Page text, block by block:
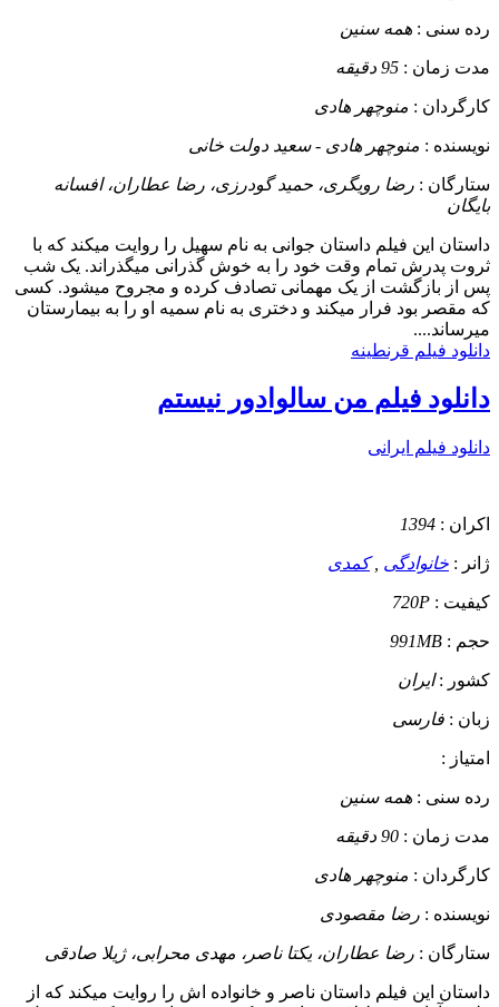
رده سنی : همه سنین
مدت زمان : 95 دقیقه
کارگردان : منوچهر هادی
نویسنده : منوچهر هادی - سعید دولت خانی
ستارگان : رضا رویگری، حمید گودرزی، رضا عطاران، افسانه
بایگان
داستان این فیلم داستان جوانی به نام سهیل را روایت میکند که با
ثروت پدرش تمام وقت خود را به خوش گذرانی میگذراند. یک شب
پس از بازگشت از یک مهمانی تصادف کرده و مجروح میشود. کسی
که مقصر بود فرار میکند و دختری به نام سمیه او را به بیمارستان
میرساند....
دانلود فیلم قرنطینه
دانلود فیلم من سالوادور نیستم
دانلود فیلم ایرانی
اکران : 1394
ژانر : خانوادگی ,کمدی
کیفیت : 720P
حجم : 991MB
کشور :ایران
زبان : فارسی
امتیاز :
رده سنی : همه سنین
مدت زمان : 90 دقیقه
کارگردان : منوچهر هادی
نویسنده : رضا مقصودی
ستارگان : رضا عطاران، یکتا ناصر، مهدی محرابی، ژیلا صادقی
داستان این فیلم داستان ناصر و خانواده اش را روایت میکند که از